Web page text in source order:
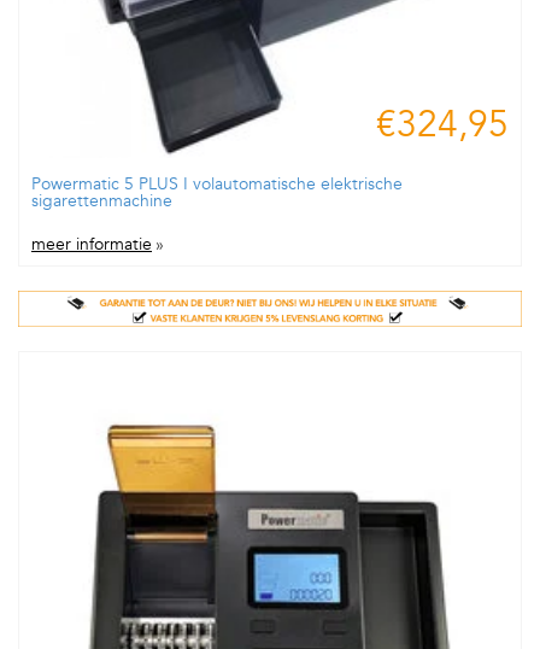
€324,95
Powermatic 5 PLUS I volautomatische elektrische
sigarettenmachine
meer informatie »